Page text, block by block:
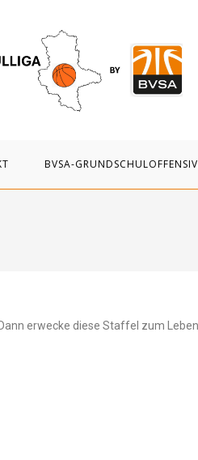
BVSA-
erwecke diese Staffel zum